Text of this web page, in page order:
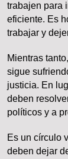
trabajen para
eficiente. Es
trabajar y
Mientras
sigue
justicia. En
deben
políticos y a
Es un círculo
deben dejar